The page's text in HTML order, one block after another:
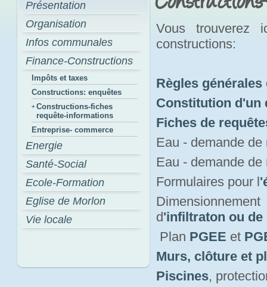
Présentation
Organisation
Infos communales
Finance-Constructions
Impôts et taxes
Constructions: enquêtes
Constructions-fiches
requête-informations
Entreprise- commerce
Energie
Santé-Social
Ecole-Formation
Eglise de Morlon
Vie locale
Vous trouverez
constructions:
Règles
Constitution d'un
Fiches de
Eau - demande de
Eau - demande
Formulaires pour l
d'infiltraton ou de
Plan PGEE et
Murs, clôture et
Piscines,